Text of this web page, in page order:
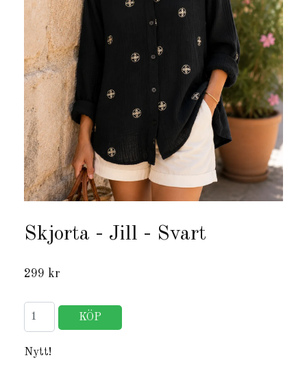
Skjorta - Jill - Svart
299 kr
Nytt!